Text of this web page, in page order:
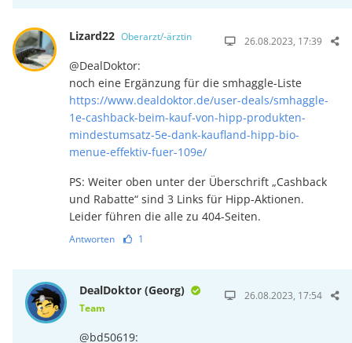
Lizard22 Oberarzt/-ärztin 26.08.2023, 17:39
@DealDoktor:
noch eine Ergänzung für die smhaggle-Liste
https://www.dealdoktor.de/user-deals/smhaggle-
1e-cashback-beim-kauf-von-hipp-produkten-
mindestumsatz-5e-dank-kaufland-hipp-bio-
menue-effektiv-fuer-109e/
PS: Weiter oben unter der Überschrift „Cashback
und Rabatte“ sind 3 Links für Hipp-Aktionen.
Leider führen die alle zu 404-Seiten.
Antworten 1
DealDoktor (Georg)
Team
26.08.2023, 17:54
@bd50619: